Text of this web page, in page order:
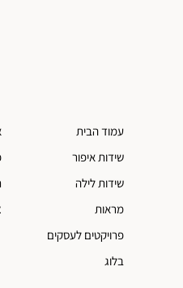
עמוד הבית
שידות איפור
שידות לילה
מראות
פרויקטים לעסקים
בלוג